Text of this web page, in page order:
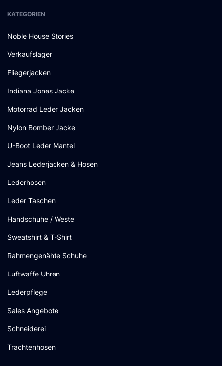
KATEGORIEN
Noble House Stories
Verkaufslager
Fliegerjacken
Indiana Jones Jacke
Motorrad Leder Jacken
Nylon Bomber Jacke
U-Boot Leder Mantel
Jeans Lederjacken & Hosen
Lederhosen
Leder Taschen
Handschuhe / Weste
Sweatshirt & T-Shirt
Rahmengenähte Schuhe
Luftwaffe Uhren
Lederpflege
Sales Angebote
Schneiderei
Trachtenhosen